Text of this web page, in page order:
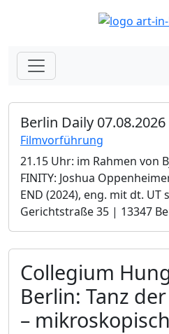
Berlin Daily 07.08.2026
Filmvorführung
21.15 Uhr: im Rahmen von
FINITY: Joshua
END (2024), eng. mit dt. UT
Gerichtstraße 35 | 13347
Collegium
Berlin: Tanz
–